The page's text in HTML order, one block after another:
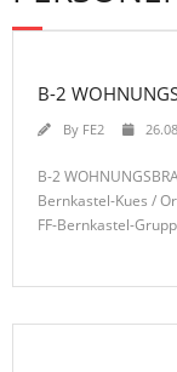
B-2
By FE2
B-2
Bernkastel-Kues /
FF-Bernkastel-